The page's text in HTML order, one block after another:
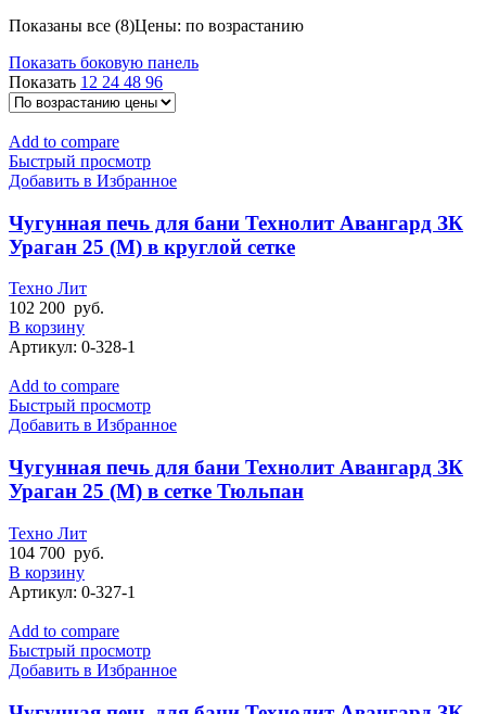
Показаны все (8)Цены: по возрастанию
Показать боковую панель
Показать 12 24 48 96
Add to compare
Быстрый просмотр
Добавить в Избранное
Чугунная печь для бани Технолит Авангард ЗК
Ураган 25 (М) в круглой сетке
Техно Лит
102 200 руб.
В корзину
Артикул: 0-328-1
Add to compare
Быстрый просмотр
Добавить в Избранное
Чугунная печь для бани Технолит Авангард ЗК
Ураган 25 (М) в сетке Тюльпан
Техно Лит
104 700 руб.
В корзину
Артикул: 0-327-1
Add to compare
Быстрый просмотр
Добавить в Избранное